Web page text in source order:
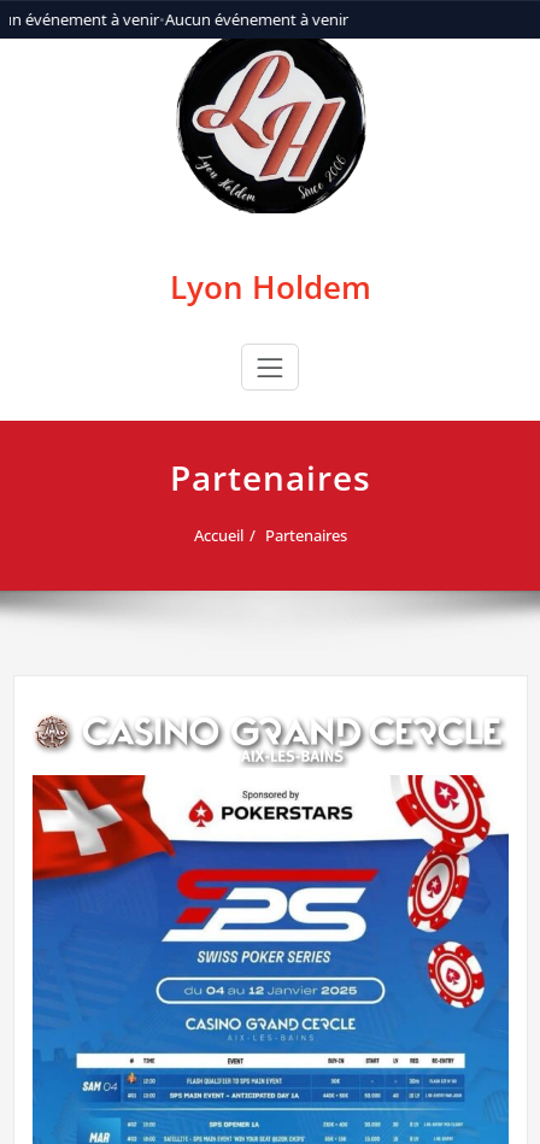
événement à venir•Aucun événement à venir
Aller
au
Lyon Holdem
Partenaires
Accueil Partenaires